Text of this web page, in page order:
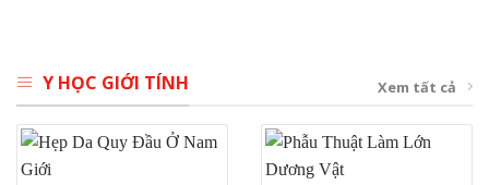
Y HỌC GIỚI TÍNH Xem tất cả